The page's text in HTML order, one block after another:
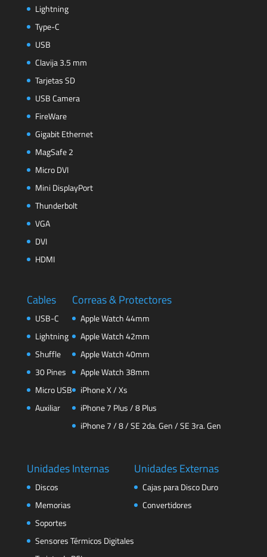
Lightning
Type-C
USB
Clavija 3.5 mm
Tarjetas SD
USB Camera
FireWare
Gigabit Ethernet
MagSafe 2
Micro DVI
Mini DisplayPort
Thunderbolt
VGA
DVI
HDMI
Cables
USB-C
Lightning
Shuffle
30 Pines
Micro USB
Auxiliar
Correas & Protectores
Apple Watch 44mm
Apple Watch 42mm
Apple Watch 40mm
Apple Watch 38mm
iPhone X / Xs
iPhone 7 Plus / 8 Plus
iPhone 7 / 8 / SE 2da. Gen / SE 3ra. Gen
Unidades Internas
Discos
Memorias
Soportes
Sensores Térmicos Digitales
Unidades Externas
Cajas para Disco Duro
Convertidores